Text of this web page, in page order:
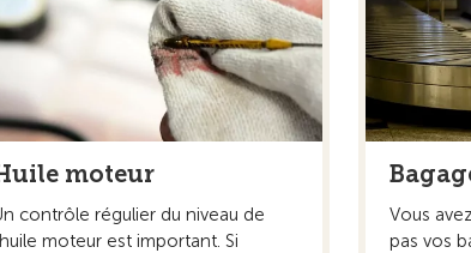
moteur
contrôle régulier du niveau de
moteur est important. Si
Vous
pas vos